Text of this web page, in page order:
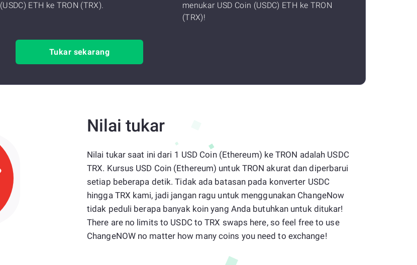
(USDC) ETH ke TRON (TRX).
menukar USD Coin (USDC) ETH ke TRON
(TRX)!
Tukar sekarang
Nilai tukar
Nilai tukar saat ini dari 1 USD Coin (Ethereum) ke TRON adalah USDC
TRX. Kursus USD Coin (Ethereum) untuk TRON akurat dan diperbarui
setiap beberapa detik. Tidak ada batasan pada konverter USDC
hingga TRX kami, jadi jangan ragu untuk menggunakan ChangeNow
tidak peduli berapa banyak koin yang Anda butuhkan untuk ditukar!
There are no limits to USDC to TRX swaps here, so feel free to use
ChangeNOW no matter how many coins you need to exchange!